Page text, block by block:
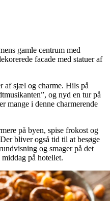
gamle centrum med
facade med statuer af
af sjæl og charme. Hils på
og nyd en tur på
mange i denne charmerende
på byen, spise frokost og
bliver også tid til at besøge
og smager på det
på hotellet.